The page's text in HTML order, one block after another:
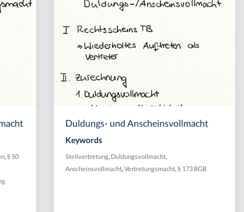
,§ 50
Duldungs- und Anscheinsvollmacht
Keywords
Stellvertretung, Duldungsvollmacht,
Anscheinsvollmacht,Vertretungsmacht,§ 173 BGB